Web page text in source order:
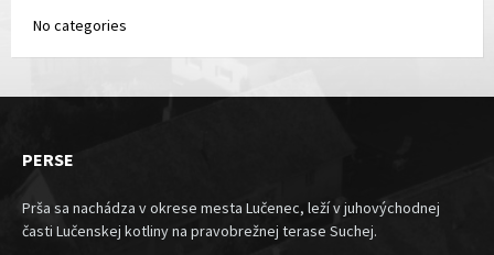
No categories
PERSE
Prša sa nachádza v okrese mesta Lučenec, leží v juhovýchodnej
časti Lučenskej kotliny na pravobrežnej terase Suchej.